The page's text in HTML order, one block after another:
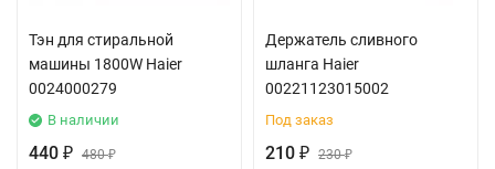
Тэн для стиральной
машины 1800W Haier
0024000279
В наличии
440 ₽ 480₽
Держатель сливного
шланга Haier
00221123015002
Под заказ
210 ₽ 230₽